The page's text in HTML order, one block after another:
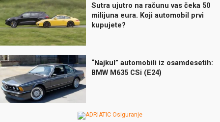
Sutra ujutro na računu vas čeka 50
milijuna eura. Koji automobil prvi
kupujete?
“Najkul” automobili iz osamdesetih:
BMW M635 CSi (E24)